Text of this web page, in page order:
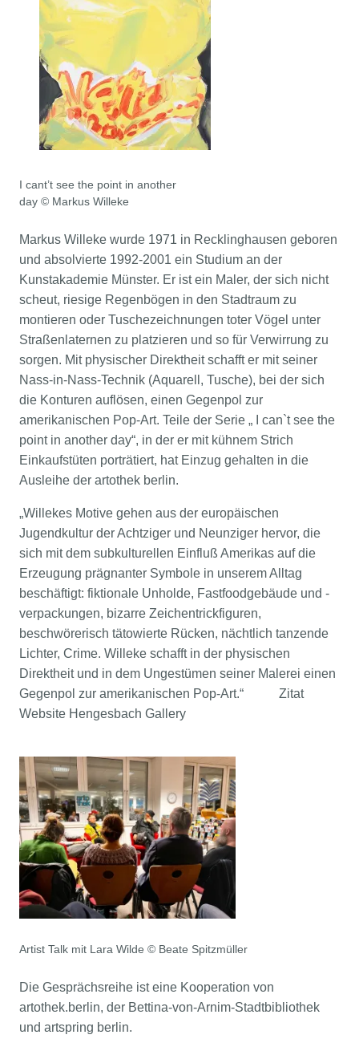
I cant’t see the point in another
day © Markus Willeke
Markus Willeke wurde 1971 in Recklinghausen geboren
und absolvierte 1992-2001 ein Studium an der
Kunstakademie Münster. Er ist ein Maler, der sich nicht
scheut, riesige Regenbögen in den Stadtraum zu
montieren oder Tuschezeichnungen toter Vögel unter
Straßenlaternen zu platzieren und so für Verwirrung zu
sorgen. Mit physischer Direktheit schafft er mit seiner
Nass-in-Nass-Technik (Aquarell, Tusche), bei der sich
die Konturen auflösen, einen Gegenpol zur
amerikanischen Pop-Art. Teile der Serie „ I can`t see the
point in another day“, in der er mit kühnem Strich
Einkaufstüten porträtiert, hat Einzug gehalten in die
Ausleihe der artothek berlin.
„Willekes Motive gehen aus der europäischen
Jugendkultur der Achtziger und Neunziger hervor, die
sich mit dem subkulturellen Einfluß Amerikas auf die
Erzeugung prägnanter Symbole in unserem Alltag
beschäftigt: fiktionale Unholde, Fastfoodgebäude und -
verpackungen, bizarre Zeichentrickfiguren,
beschwörerisch tätowierte Rücken, nächtlich tanzende
Lichter, Crime. Willeke schafft in der physischen
Direktheit und in dem Ungestümen seiner Malerei einen
Gegenpol zur amerikanischen Pop-Art.“ Zitat
Website Hengesbach Gallery
Artist Talk mit Lara Wilde © Beate Spitzmüller
Die Gesprächsreihe ist eine Kooperation von
artothek.berlin, der Bettina-von-Arnim-Stadtbibliothek
und artspring berlin.